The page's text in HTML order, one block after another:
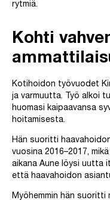
rytmiä.
Kohti
Kotihoidon työvuodet
ja varmuutta. Työ alkoi
huomasi kaipaavansa
hoitamisesta.
Hän suoritti
vuosina 2016–2017,
aikana Aune löysi uutta
että haavahoidon
Myöhemmin hän suoritti